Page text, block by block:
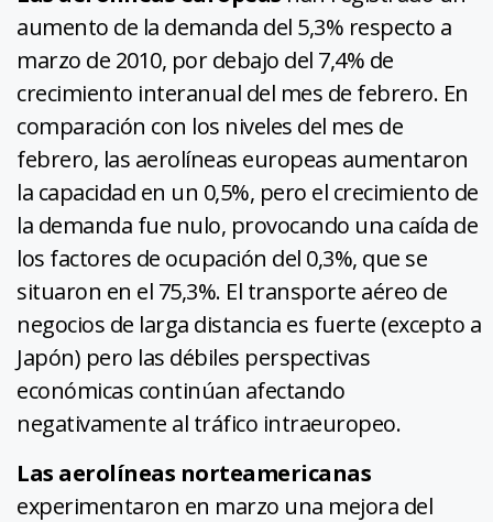
aumento de la demanda del 5,3% respecto a
marzo de 2010, por debajo del 7,4% de
crecimiento interanual del mes de febrero. En
comparación con los niveles del mes de
febrero, las aerolíneas europeas aumentaron
la capacidad en un 0,5%, pero el crecimiento de
la demanda fue nulo, provocando una caída de
los factores de ocupación del 0,3%, que se
situaron en el 75,3%. El transporte aéreo de
negocios de larga distancia es fuerte (excepto a
Japón) pero las débiles perspectivas
económicas continúan afectando
negativamente al tráfico intraeuropeo.
Las aerolíneas norteamericanas
experimentaron en marzo una mejora del